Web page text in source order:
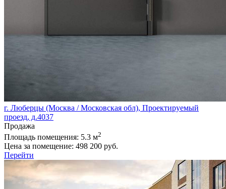
г. Люберцы (Москва / Московская обл), Проектируемый
проезд, д.4037
Продажа
Площадь помещения: 5.3 м2
Цена за помещение: 498 200 руб.
Перейти